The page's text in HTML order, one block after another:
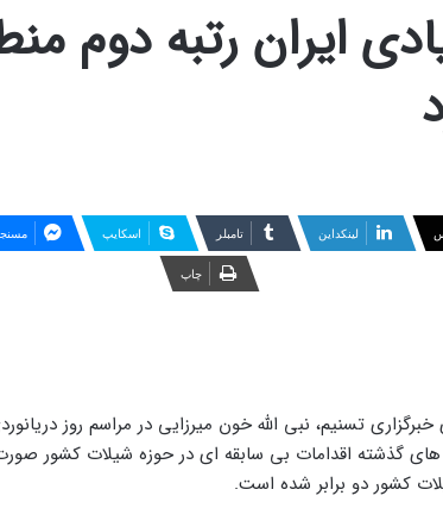
ایران رتبه دوم
لینکداین تامبلر اسکایپ
چاپ
تسنیم، نبی الله خون میرزایی در مراسم روز
های گذشته اقدامات بی سابقه ای در حوزه شیلات کشور
کشور دو برابر شده است.